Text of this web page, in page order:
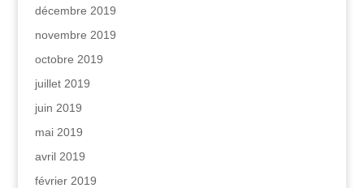
décembre 2019
novembre 2019
octobre 2019
juillet 2019
juin 2019
mai 2019
avril 2019
février 2019